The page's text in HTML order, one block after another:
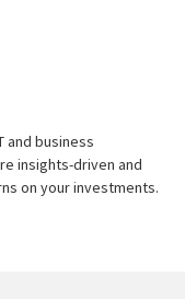
and business
insights-driven and
on your investments.